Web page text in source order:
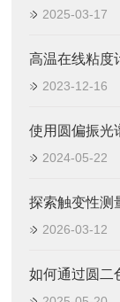
2025-03-17
高温在线粘度
2023-12-16
使用圆偏振光
2024-05-22
探索触变性测
2026-03-12
如何通过圆二